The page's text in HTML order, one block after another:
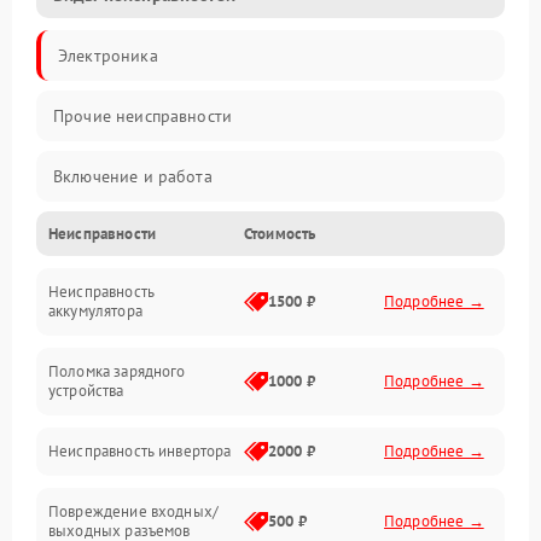
Электроника
Прочие неисправности
Включение и работа
Работа с нагрузкой
Звук и индикация
Неисправности Стоимость
Неисправность
аккумулятора
1500 ₽ Подробнее →
Поломка зарядного
устройства
1000 ₽ Подробнее →
Неисправность инвертора 2000 ₽ Подробнее →
Повреждение входных/
выходных разъемов
500 ₽ Подробнее →